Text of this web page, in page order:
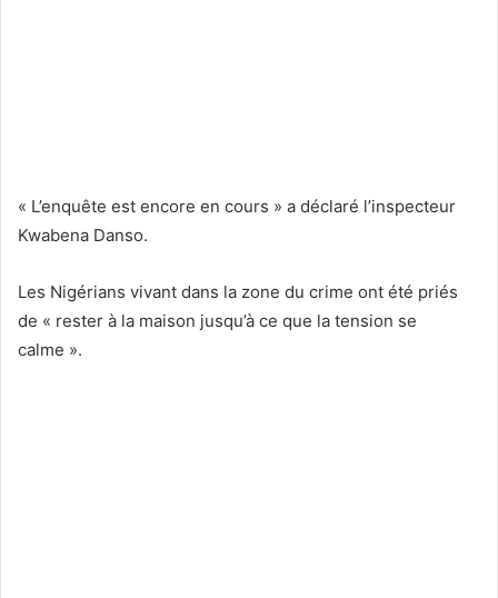
« L’enquête est encore en cours » a déclaré l’inspecteur
Kwabena Danso.
Les Nigérians vivant dans la zone du crime ont été priés
de « rester à la maison jusqu’à ce que la tension se
calme ».